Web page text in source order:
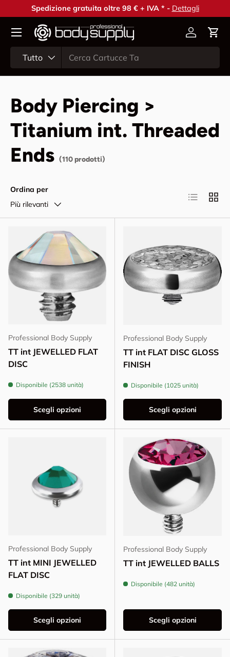
Passa ai contenuti
Spedizione gratuita oltre 98 € + IVA * - Dettagli
Tutto
Account
Body Piercing >
Titanium int. Threaded
Ends (110 prodotti)
Ordina per
Più rilevanti
Elenco
Professional Body Supply
TT int JEWELLED FLAT
DISC
Disponibile (2538 unità)
Scegli opzioni
Professional Body Supply
TT int FLAT DISC GLOSS
FINISH
Disponibile (1025 unità)
Scegli opzioni
Professional Body Supply
TT int MINI JEWELLED
FLAT DISC
Disponibile (329 unità)
Scegli opzioni
Professional Body Supply
TT int JEWELLED BALLS
Disponibile (482 unità)
Scegli opzioni